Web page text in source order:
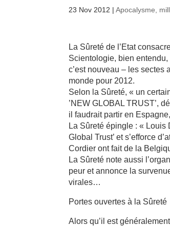
23 Nov 2012 |Apocalysme,
La Sûreté de l’Etat
Scientologie, bien
c’est nouveau – les sectes
monde pour 2012.
Selon la Sûreté, « un
’NEW GLOBAL TRUST’,
il faudrait partir en
La Sûreté épingle : « Louis
Global Trust’ et s’efforce
Cordier ont fait de la
La Sûreté note aussi
peur et annonce la
virales…
Portes ouvertes à la Sûreté
Alors qu’il est